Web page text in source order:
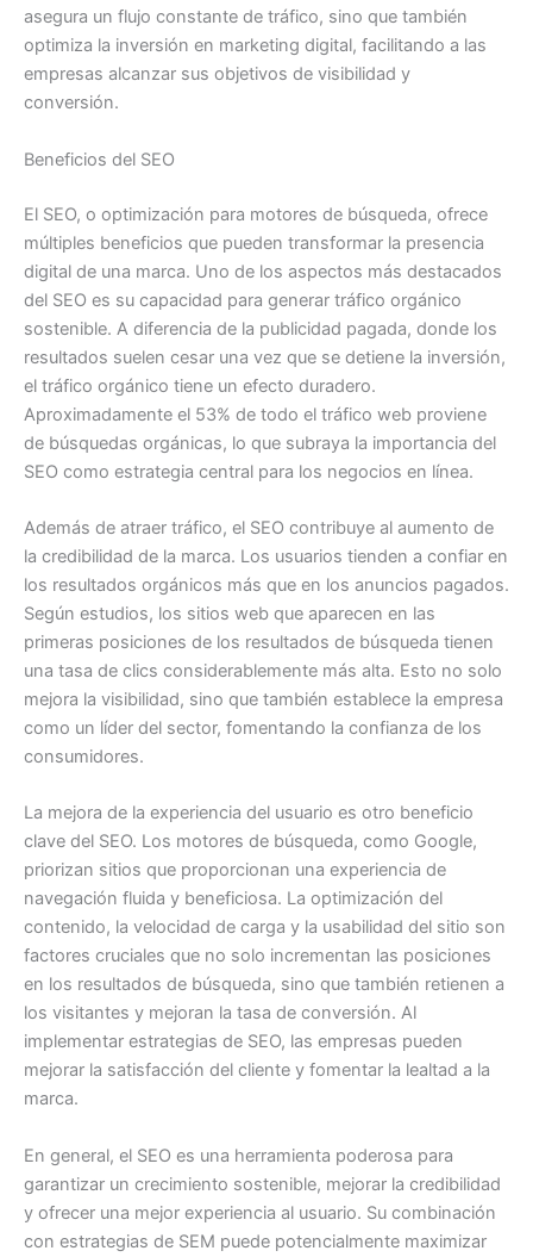
asegura un flujo constante de tráfico, sino que también
optimiza la inversión en marketing digital, facilitando a las
empresas alcanzar sus objetivos de visibilidad y
conversión.
Beneficios del SEO
El SEO, o optimización para motores de búsqueda, ofrece
múltiples beneficios que pueden transformar la presencia
digital de una marca. Uno de los aspectos más destacados
del SEO es su capacidad para generar tráfico orgánico
sostenible. A diferencia de la publicidad pagada, donde los
resultados suelen cesar una vez que se detiene la inversión,
el tráfico orgánico tiene un efecto duradero.
Aproximadamente el 53% de todo el tráfico web proviene
de búsquedas orgánicas, lo que subraya la importancia del
SEO como estrategia central para los negocios en línea.
Además de atraer tráfico, el SEO contribuye al aumento de
la credibilidad de la marca. Los usuarios tienden a confiar en
los resultados orgánicos más que en los anuncios pagados.
Según estudios, los sitios web que aparecen en las
primeras posiciones de los resultados de búsqueda tienen
una tasa de clics considerablemente más alta. Esto no solo
mejora la visibilidad, sino que también establece la empresa
como un líder del sector, fomentando la confianza de los
consumidores.
La mejora de la experiencia del usuario es otro beneficio
clave del SEO. Los motores de búsqueda, como Google,
priorizan sitios que proporcionan una experiencia de
navegación fluida y beneficiosa. La optimización del
contenido, la velocidad de carga y la usabilidad del sitio son
factores cruciales que no solo incrementan las posiciones
en los resultados de búsqueda, sino que también retienen a
los visitantes y mejoran la tasa de conversión. Al
implementar estrategias de SEO, las empresas pueden
mejorar la satisfacción del cliente y fomentar la lealtad a la
marca.
En general, el SEO es una herramienta poderosa para
garantizar un crecimiento sostenible, mejorar la credibilidad
y ofrecer una mejor experiencia al usuario. Su combinación
con estrategias de SEM puede potencialmente maximizar